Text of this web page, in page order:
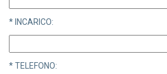
* INCARICO:
* TELEFONO: